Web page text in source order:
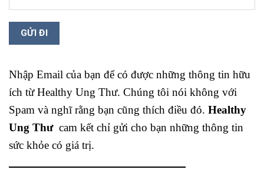
Nhập Email của bạn để có được những thông tin hữu
ích từ Healthy Ung Thư. Chúng tôi nói không với
Spam và nghĩ rằng bạn cũng thích điều đó. Healthy
Ung Thư cam kết chỉ gửi cho bạn những thông tin
sức khỏe có giá trị.